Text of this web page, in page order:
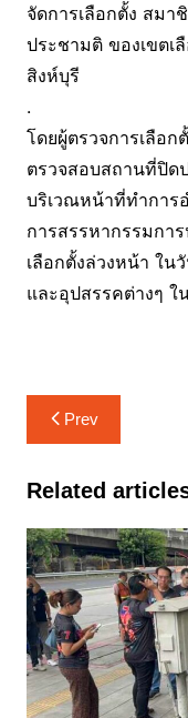
จัดการเลือกตั้ง สมา
ประชามติ ของเขตเ
สิงห์บุรี
.
โดยผู้ตรวจการเลือ
ตรวจสอบสถานที่ปิด
บริเวณหน้าที่ทำการ
การสรรหากรรมกา
เลือกตั้งล่วงหน้า ใ
และอุปสรรคต่างๆ ใ
แนะแนว
เรื่อง
Prev
Related